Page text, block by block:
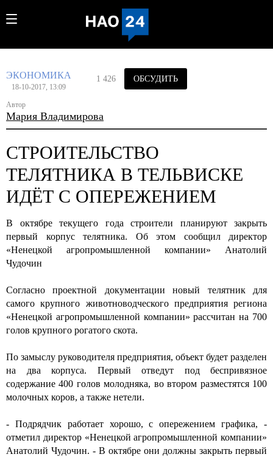
ЭКОНОМИКА
18-10-2017, 13:09
Автор
Мария Владимирова
1 426 ОБСУДИТЬ
СТРОИТЕЛЬСТВО
ТЕЛЯТНИКА В ТЕЛЬВИСКЕ
ИДЁТ С ОПЕРЕЖЕНИЕМ
В октябре текущего года строители планируют закрыть
первый корпус телятника. Об этом сообщил директор
«Ненецкой агропромышленной компании» Анатолий
Чудочин
Согласно проектной документации новый телятник для
самого крупного животноводческого предприятия региона
«Ненецкой агропромышленной компании» рассчитан на 700
голов крупного рогатого скота.
По замыслу руководителя предприятия, объект будет разделен
на два корпуса. Первый отведут под беспривязное
содержание 400 голов молодняка, во втором разместятся 100
молочных коров, а также нетели.
- Подрядчик работает хорошо, с опережением графика, -
отметил директор «Ненецкой агропромышленной компании»
Анатолий Чудочин. - В октябре они должны закрыть первый